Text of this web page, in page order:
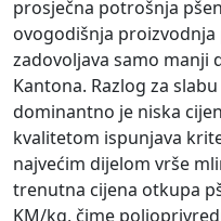
prosječna potrošnja
ovogodišnja proizvodnja
zadovoljava samo manji
Kantona. Razlog za
dominantno je niska
kvalitetom ispunjava
najvećim dijelom vrše
trenutna cijena otkupa
KM/kg, čime